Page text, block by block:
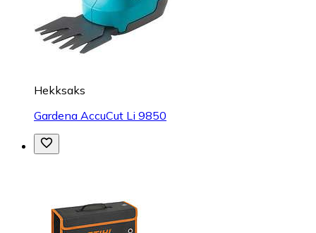
Hekksaks
Gardena AccuCut Li 9850